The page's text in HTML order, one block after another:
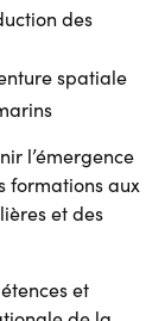
des
spatiale
l’émergence
formations aux
et des
et